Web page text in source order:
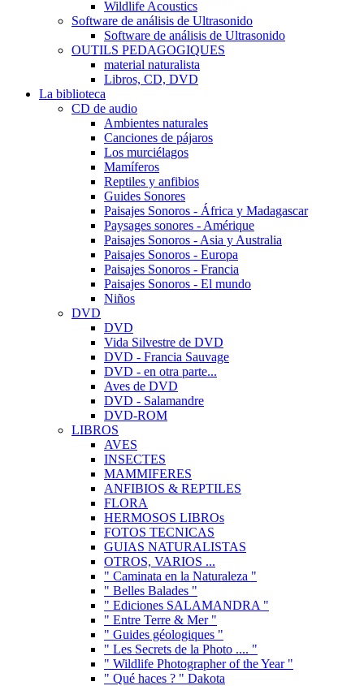
Wildlife Acoustics
Software de análisis de Ultrasonido
Software de análisis de Ultrasonido
OUTILS PEDAGOGIQUES
material naturalista
Libros, CD, DVD
La biblioteca
CD de audio
Ambientes naturales
Canciones de pájaros
Los murciélagos
Mamíferos
Reptiles y anfibios
Guides Sonores
Paisajes Sonoros - África y Madagascar
Paysages sonores - Amérique
Paisajes Sonoros - Asia y Australia
Paisajes Sonoros - Europa
Paisajes Sonoros - Francia
Paisajes Sonoros - El mundo
Niños
DVD
DVD
Vida Silvestre de DVD
DVD - Francia Sauvage
DVD - en otra parte...
Aves de DVD
DVD - Salamandre
DVD-ROM
LIBROS
AVES
INSECTES
MAMMIFERES
ANFIBIOS & REPTILES
FLORA
HERMOSOS LIBROs
FOTOS TECNICAS
GUIAS NATURALISTAS
OTROS, VARIOS ...
" Caminata en la Naturaleza "
" Belles Balades "
" Ediciones SALAMANDRA "
" Entre Terre & Mer "
" Guides géologiques "
" Les Secrets de la Photo .... "
" Wildlife Photographer of the Year "
" Qué haces ? " Dakota